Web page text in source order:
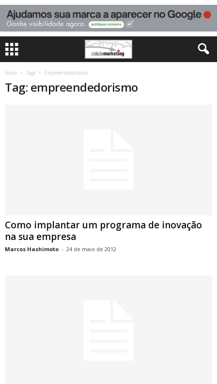
Início Tags Empreendedorismo
Tag: empreendedorismo
Como implantar um programa de inovação
na sua empresa
Marcos Hashimoto - 24 de maio de 2012